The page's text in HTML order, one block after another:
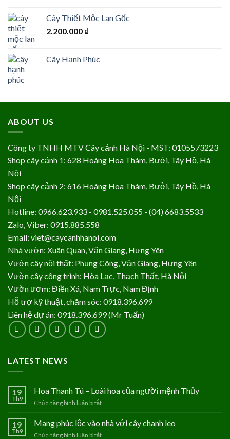
Cây Thiết Mộc Lan Gốc
2.200.000 ₫
Cây Hạnh Phúc
ABOUT US
Công ty TNHH MTV Cây cảnh Hà Nội - MST: 0105573223
Shop cây cảnh 1: 628 Hoàng Hoa Thám, Bưởi, Tây Hồ, Hà
Nội
Shop cây cảnh 2: 616 Hoàng Hoa Thám, Bưởi, Tây Hồ, Hà
Nội
Hotline: 0966.623.933 - 0981.525.055 - (04) 6683.5533
Zalo, Viber: 0915.885.558
Email: viet@caycanhhanoi.com
Nhà vườn: Xuân Quan, Văn Giang, Hưng Yên
Vườn cây nội thất: Phụng Công, Văn Giang, Hưng Yên
Vườn cây công trình: Hòa Lạc, Thạch Thất, Hà Nội
Vườn ươm: Điền Xá, Nam Trực, Nam Định
Hỗ trợ kỹ thuật, chăm sóc: 0918.396.699
Liên hệ dự án: 0918.396.699 (Mr Tuấn)
LATEST NEWS
19
Th9
Hoa Thanh Tú – Loài hoa của người mệnh Thủy
Chức năng bình luận bị tắt
Thanh
19
Th9
Mang phúc lộc vào nhà với cây chanh leo
Chức năng bình luận bị tắt